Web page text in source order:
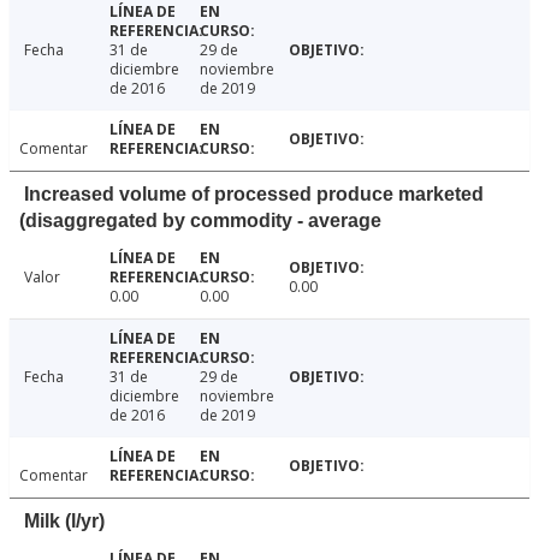
Fecha
31 de
diciembre
de 2016
29 de
noviembre
de 2019
Comentar
Increased volume of processed produce marketed
(disaggregated by commodity - average
Valor
0.00
0.00 0.00
Fecha
31 de
diciembre
de 2016
29 de
noviembre
de 2019
Comentar
Milk (l/yr)